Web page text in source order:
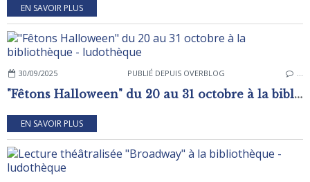
EN SAVOIR PLUS
30/09/2025 PUBLIÉ DEPUIS OVERBLOG
"Fêtons Halloween" du 20 au 31 octobre à la bibliothèque - ludothèque
EN SAVOIR PLUS